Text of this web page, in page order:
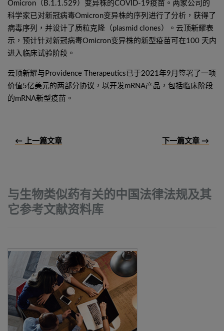
Omicron（B.1.1.529）变异株的COVID-19疫苗。两家公司的
科学家已对新冠病毒Omicron变异株的序列进行了分析，获得了
病毒序列，并设计了质粒克隆（plasmid clones）。云顶新耀表
示，预计针对新冠病毒Omicron变异株的新型疫苗可在100 天内
进入临床试验阶段。
云顶新耀与Providence Therapeutics已于2021年9月签署了一项
价值5亿美元的两部分协议，以开发mRNA产品，包括临床阶段
的mRNA新型疫苗。
← 上一篇文章 下一篇文章 →
与生物类似药有关的中国法律法规及其
它参考文献资料库